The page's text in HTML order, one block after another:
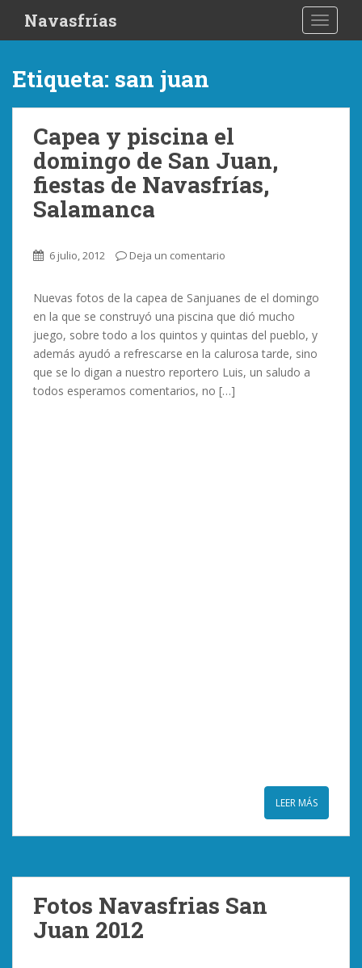
i
Navasfrías
Etiqueta: san juan
Capea y piscina el
domingo de San Juan,
fiestas de Navasfrías,
Salamanca
6 julio, 2012 Deja un comentario
Nuevas fotos de la capea de Sanjuanes de el domingo
en la que se construyó una piscina que dió mucho
juego, sobre todo a los quintos y quintas del pueblo, y
además ayudó a refrescarse en la calurosa tarde, sino
que se lo digan a nuestro reportero Luis, un saludo a
todos esperamos comentarios, no […]
LEER MÁS
Fotos Navasfrias San
Juan 2012